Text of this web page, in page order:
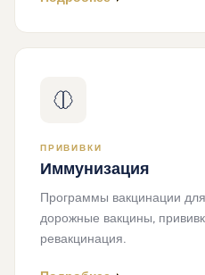
ПРИВИВКИ
Иммунизация
Программы вакцинации
дорожные вакцины,
ревакцинация.